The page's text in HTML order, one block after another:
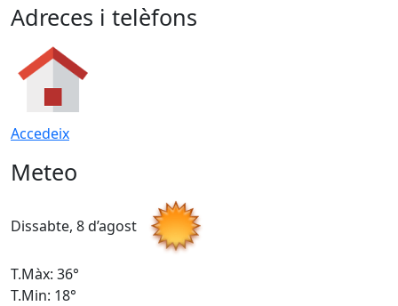
Adreces i telèfons
Accedeix
Meteo
Dissabte, 8 d’agost
T.Màx: 36°
T.Min: 18°